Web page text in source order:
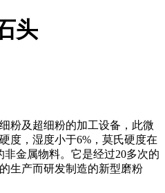
头
粉及超细粉的加工设备，此微
度，湿度小于6%，莫氏硬度在
金属物料。它是经过20多次的
生产而研发制造的新型磨粉